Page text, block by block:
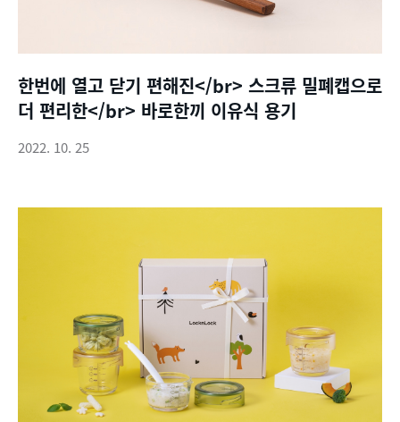
한번에 열고 닫기 편해진</br> 스크류 밀폐캡으로
더 편리한</br> 바로한끼 이유식 용기
2022. 10. 25